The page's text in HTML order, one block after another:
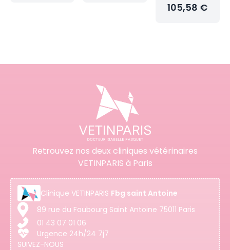
105,58 €
Retrouvez nos deux cliniques vétérinaires
VETINPARIS à Paris
Clinique VETINPARIS Fbg saint Antoine
89 rue du Faubourg Saint Antoine 75011 Paris
01 43 07 01 06
Urgence 24h/24 7j7
SUIVEZ-NOUS